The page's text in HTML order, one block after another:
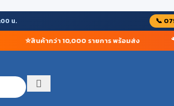
น. 📞
สินค้ากว่า 10,000 รายการ พร้อมส่ง